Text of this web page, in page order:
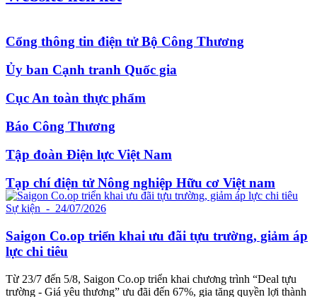
Cổng thông tin điện tử Bộ Công Thương
Ủy ban Cạnh tranh Quốc gia
Cục An toàn thực phẩm
Báo Công Thương
Tập đoàn Điện lực Việt Nam
Tạp chí điện tử Nông nghiệp Hữu cơ Việt nam
Sự kiện - 24/07/2026
Saigon Co.op triển khai ưu đãi tựu trường, giảm áp
lực chi tiêu
Từ 23/7 đến 5/8, Saigon Co.op triển khai chương trình “Deal tựu
trường - Giá yêu thương” ưu đãi đến 67%, gia tăng quyền lợi thành